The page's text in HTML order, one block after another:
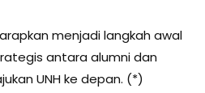
menjadi langkah awal
antara alumni dan
UNH ke depan. (*)